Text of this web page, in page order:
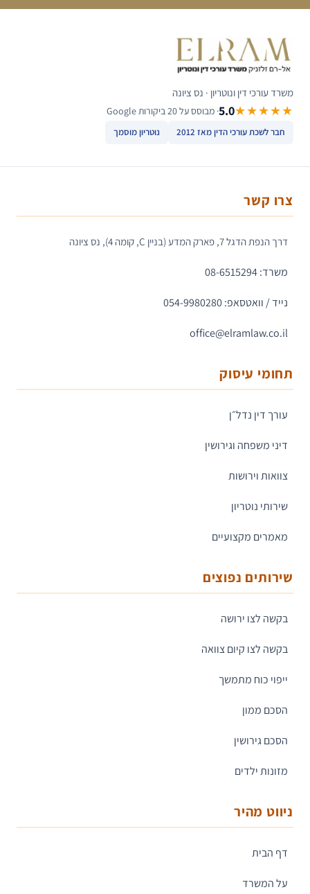
משרד עורכי דין ונוטריון · נס ציונה
★★★★★
5.0· מבוסס על 20 ביקורות Google
חבר לשכת עורכי הדין מאז 2012 נוטריון מוסמך
צרו קשר
דרך הנפת הדגל 7, פארק המדע (בניין C, קומה 4), נס ציונה
משרד: 08-6515294
נייד / וואטסאפ: 054-9980280
office@elramlaw.co.il
תחומי עיסוק
עורך דין נדל״ן
דיני משפחה וגירושין
צוואות וירושות
שירותי נוטריון
מאמרים מקצועיים
שירותים נפוצים
בקשה לצו ירושה
בקשה לצו קיום צוואה
ייפוי כוח מתמשך
הסכם ממון
הסכם גירושין
מזונות ילדים
ניווט מהיר
דף הבית
על המשרד